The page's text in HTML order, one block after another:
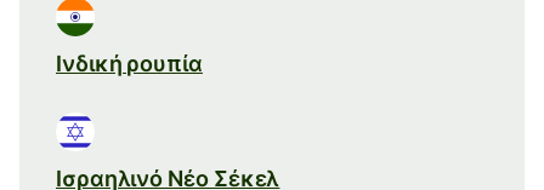
Ινδική ρουπία
Ισραηλινό Νέο Σέκελ